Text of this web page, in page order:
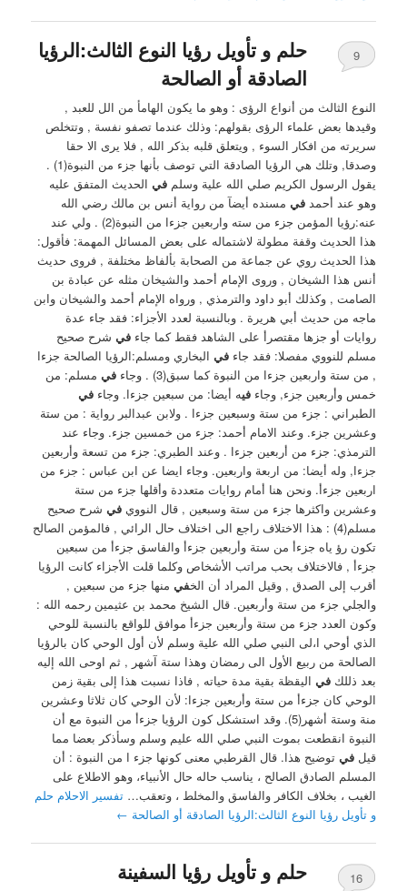
حلم و تأويل رؤيا النوع الثالث:الرؤيا
الصادقة أو الصالحة
9
النوع الثالث من أنواع الرؤى : ‏وهو ما يكون الهامأ من الل للعبد ,
وقيدها بعض علماء الرؤى ‏بقولهم: وذلك عندما تصفو نفسة , وتتخلص
سريرته من افكار السوء , ويتعلق قلبه بذكر الله , فلا يرى الا حقا
وصدقا, وتلك هي الرؤيا الصادقة ‏التي توصف بأنها جزء من النبوة(1) .
يقول الرسول الكريم صلي الله علية وسلمفي الحديث المتفق عليه
وهو عند أحمدفي مسنده أيضآ من رواية أنس بن مالك رضي الله
عنه:رؤيا المؤمن جزء من سته واربعين جزءا من النبوة(2) . ‏ولي عند
هذا الحديث وقفة مطولة لاشتماله على بعض المسائل المهمة: ‏فأقول:
هذا الحديث روي عن جماعة من الصحابة بألفاظ مختلفة , فروى حديث
أنس هذا الشيخان , وروى الإمام أحمد والشيخان مثله عن عبادة بن
الصامت , وكذلك أبو داود والترمذي , ورواه الإمام أحمد والشيخان وابن
ماجه من حديث أبي هريرة . ‏وبالنسبة لعدد الأجزاء: فقد جاء عدة
روايات أو جزها مقتصرأ على الشاهد فقط كما جاءفي شرح صحيح
مسلم للنووي مفصلا: ‏فقد جاءفي البخاري ومسلم:الرؤيا الصالحة جزءا
, من ستة واربعين جزءا من النبوة كما سبق(3) . ‏وجاء
في مسلم: من
خمس وأربعين جزء, وجاءفيه أيضا: من سبعين جزءا. ‏وجاءفي
الطبراني : جزء من ستة وسبعين جزءا ‏. ولابن عبدالبر رواية : من ستة
وعشرين جزء. وعند الامام أحمد: جزء من خمسين جزء. وجاء عند
الترمذي: جزء من أربعين جزءا ‏. ‏وعند الطبري: جزء من تسعة وأربعين
جزءا, وله أيضا: من اربعة واربعين. ‏وجاء ايضا عن ابن عباس : جزء من
اربعين جزءأ. ‏ونحن هنا أمام روايات متعددة وأقلها جزء من ستة
وعشرين واكثرها جزء من ستة وسبعين , قال النوويفي شرح صحيح
مسلم(4) : هذا الاختلاف راجع الى اختلاف حال الرائي , فالمؤمن الصالح
تكون رؤ ياه جزءأ من ستة وأربعين جزءأ والفاسق جزءأ من سبعين
جزءأ , فالاختلاف بحب مراتب الأشخاص وكلما قلت الأجزاء كانت الرؤيا
أقرب إلى الصدق , وقيل المراد أن الخفي منها جزء من سبعين ,
والجلي جزء من ستة وأربعين. ‏قال الشيخ محمد بن عثيمين رحمه الله :
وكون العدد جزء من ستة وأربعين جزءأ موافق للواقع بالنسبة للوحي
الذي أوحي ا،لى النبي صلي الله علية وسلم لأن أول الوحي كان بالرؤيا
الصالحة من ربيع الأول الى رمضان وهذا ستة آشهر , ثم اوحى الله إليه
بعد ذللكفي اليقظة بقية مدة حياته , فاذا نسبت هذا إلى بقية زمن
الوحي كان جزءأ من ستة وأربعين جزءا: لأن الوحي كان ثلاثا وعشرين
منة وستة أشهر(5). وقد استشكل كون الرؤيا جزءأ من النبوة مع أن
النبوة انقطعت بموت النبي صلي الله عليم وسلم وسأذكر بعضا مما
قيلفي توضيح هذا. ‏قال القرطبي معنى كونها جزء ا من النبوة : أن
المسلم الصادق الصالح ، يناسب حاله حال الأنبياء، وهو الاطلاع على
الغيب ، بخلاف الكافر والفاسق والمخلط ، وتعقب…تفسير الاحلام حلم
و تأويل رؤيا النوع الثالث:الرؤيا الصادقة أو الصالحة ←
حلم و تأويل رؤيا السفينة
16